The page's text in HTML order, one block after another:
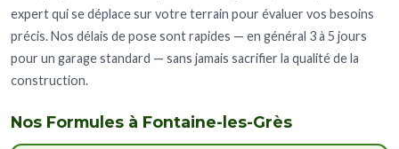
expert qui se déplace sur votre terrain pour évaluer vos besoins
précis. Nos délais de pose sont rapides — en général 3 à 5 jours
pour un garage standard — sans jamais sacrifier la qualité de la
construction.
Nos Formules à Fontaine-les-Grès